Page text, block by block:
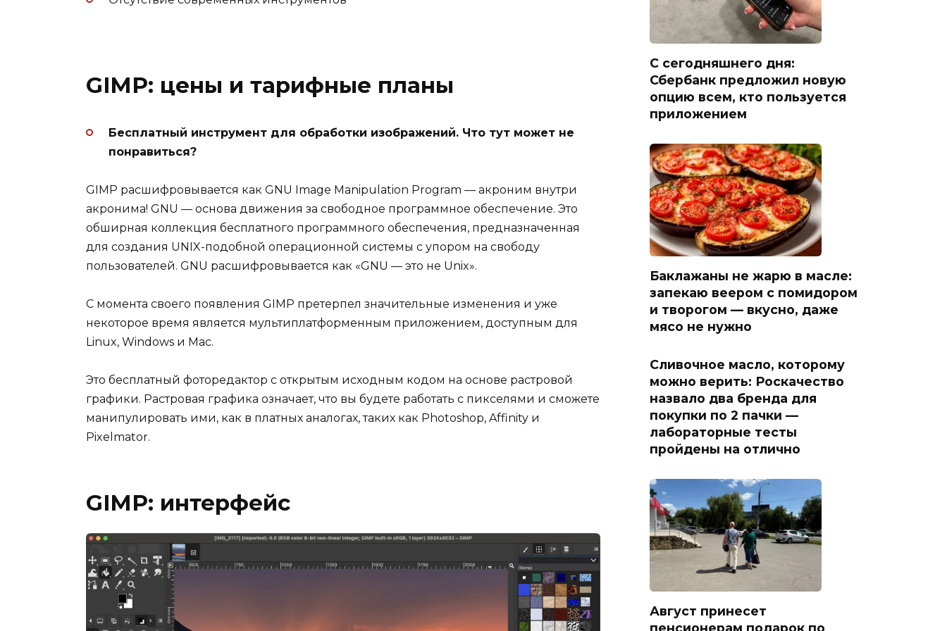
GIMP: цены и тарифные планы
Бесплатный инструмент для обработки изображений. Что тут может не
понравиться?
GIMP расшифровывается как GNU Image Manipulation Program — акроним внутри
акронима! GNU — основа движения за свободное программное обеспечение. Это
обширная коллекция бесплатного программного обеспечения, предназначенная
для создания UNIX-подобной операционной системы с упором на свободу
пользователей. GNU расшифровывается как «GNU — это не Unix».
С момента своего появления GIMP претерпел значительные изменения и уже
некоторое время является мультиплатформенным приложением, доступным для
Linux, Windows и Mac.
Это бесплатный фоторедактор с открытым исходным кодом на основе растровой
графики. Растровая графика означает, что вы будете работать с пикселями и сможете
манипулировать ими, как в платных аналогах, таких как Photoshop, Affinity и
Pixelmator.
GIMP: интерфейс
С сегодняшнего дня:
Сбербанк предложил новую
опцию всем, кто пользуется
приложением
Баклажаны не жарю в масле:
запекаю веером с помидором
и творогом — вкусно, даже
мясо не нужно
Сливочное масло, которому
можно верить: Роскачество
назвало два бренда для
покупки по 2 пачки —
лабораторные тесты
пройдены на отлично
Август принесет
пенсионерам подарок по